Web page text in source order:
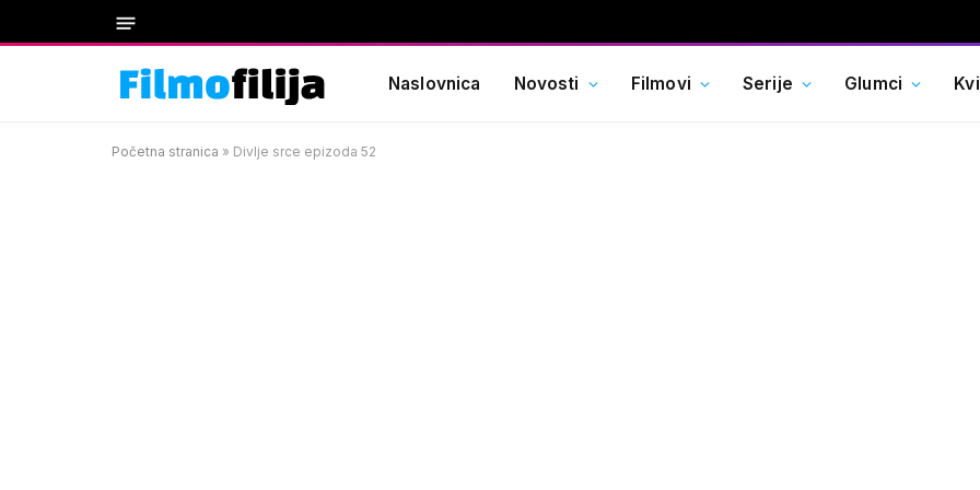
Naslovnica Novosti Filmovi Serije Glumci
Početna stranica » Divlje srce epizoda 52